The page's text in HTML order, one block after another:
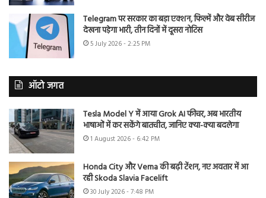
Telegram पर सरकार का बड़ा एक्शन, फिल्में और वेब सीरीज
देखना पड़ेगा भारी, तीन दिनों में दूसरा नोटिस
5 July 2026 - 2:25 PM
ऑटो जगत
Tesla Model Y में आया Grok AI फीचर, अब भारतीय
भाषाओं में कर सकेंगे बातचीत, जानिए क्या-क्या बदलेगा
1 August 2026 - 6:42 PM
Honda City और Verna की बढ़ी टेंशन, नए अवतार में आ
रही Skoda Slavia Facelift
30 July 2026 - 7:48 PM